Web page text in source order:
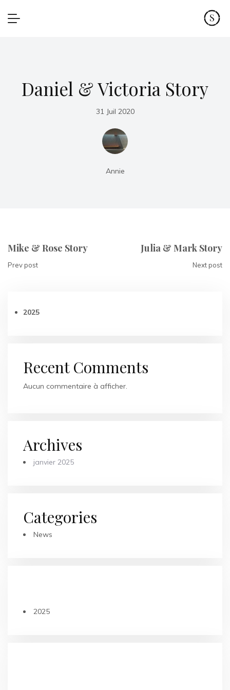
Daniel & Victoria Story
31 Juil 2020
Annie
Mike & Rose Story
Prev post
Julia & Mark Story
Next post
2025
Recent Comments
Aucun commentaire à afficher.
Archives
janvier 2025
Categories
News
2025